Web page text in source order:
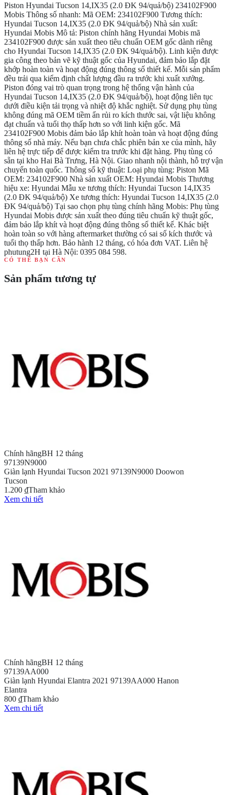
Piston Hyundai Tucson 14,IX35 (2.0 ĐK 94/quả/bộ) 234102F900
Mobis Thông số nhanh: Mã OEM: 234102F900 Tương thích:
Hyundai Tucson 14,IX35 (2.0 ĐK 94/quả/bộ) Nhà sản xuất:
Hyundai Mobis Mô tả: Piston chính hãng Hyundai Mobis mã
234102F900 được sản xuất theo tiêu chuẩn OEM gốc dành riêng
cho Hyundai Tucson 14,IX35 (2.0 ĐK 94/quả/bộ). Linh kiện được
gia công theo bản vẽ kỹ thuật gốc của Hyundai, đảm bảo lắp đặt
khớp hoàn toàn và hoạt động đúng thông số thiết kế. Mỗi sản phẩm
đều trải qua kiểm định chất lượng đầu ra trước khi xuất xưởng.
Piston đóng vai trò quan trọng trong hệ thống vận hành của
Hyundai Tucson 14,IX35 (2.0 ĐK 94/quả/bộ), hoạt động liên tục
dưới điều kiện tải trọng và nhiệt độ khắc nghiệt. Sử dụng phụ tùng
không đúng mã OEM tiềm ẩn rủi ro kích thước sai, vật liệu không
đạt chuẩn và tuổi thọ thấp hơn so với linh kiện gốc. Mã
234102F900 Mobis đảm bảo lắp khít hoàn toàn và hoạt động đúng
thông số nhà máy. Nếu bạn chưa chắc phiên bản xe của mình, hãy
liên hệ trực tiếp để được kiểm tra trước khi đặt hàng. Phụ tùng có
sẵn tại kho Hai Bà Trưng, Hà Nội. Giao nhanh nội thành, hỗ trợ vận
chuyển toàn quốc. Thông số kỹ thuật: Loại phụ tùng: Piston Mã
OEM: 234102F900 Nhà sản xuất OEM: Hyundai Mobis Thương
hiệu xe: Hyundai Mẫu xe tương thích: Hyundai Tucson 14,IX35
(2.0 ĐK 94/quả/bộ) Xe tương thích: Hyundai Tucson 14,IX35 (2.0
ĐK 94/quả/bộ) Tại sao chọn phụ tùng chính hãng Mobis: Phụ tùng
Hyundai Mobis được sản xuất theo đúng tiêu chuẩn kỹ thuật gốc,
đảm bảo lắp khít và hoạt động đúng thông số thiết kế. Khác biệt
hoàn toàn so với hàng aftermarket thường có sai số kích thước và
tuổi thọ thấp hơn. Bảo hành 12 tháng, có hóa đơn VAT. Liên hệ
phutung2H tại Hà Nội: 0395 084 598.
CÓ THỂ BẠN CẦN
Sản phẩm tương tự
Chính hãngBH 12 tháng
97139N9000
Giàn lạnh Hyundai Tucson 2021 97139N9000 Doowon
Tucson
1.200 ₫Tham khảo
Xem chi tiết
Chính hãngBH 12 tháng
97139AA000
Giàn lạnh Hyundai Elantra 2021 97139AA000 Hanon
Elantra
800 ₫Tham khảo
Xem chi tiết